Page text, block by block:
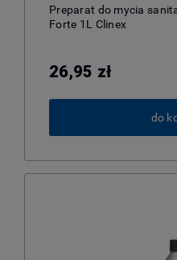
Preparat do mycia
Forte 1L Clinex
26,95 zł
do